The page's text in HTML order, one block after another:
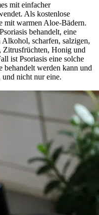
mit einfacher
Als kostenlose
mit warmen Aloe-Bädern.
behandelt, eine
scharfen, salzigen,
Zitrusfrüchten, Honig und
ist Psoriasis eine solche
werden kann und
nicht nur eine.